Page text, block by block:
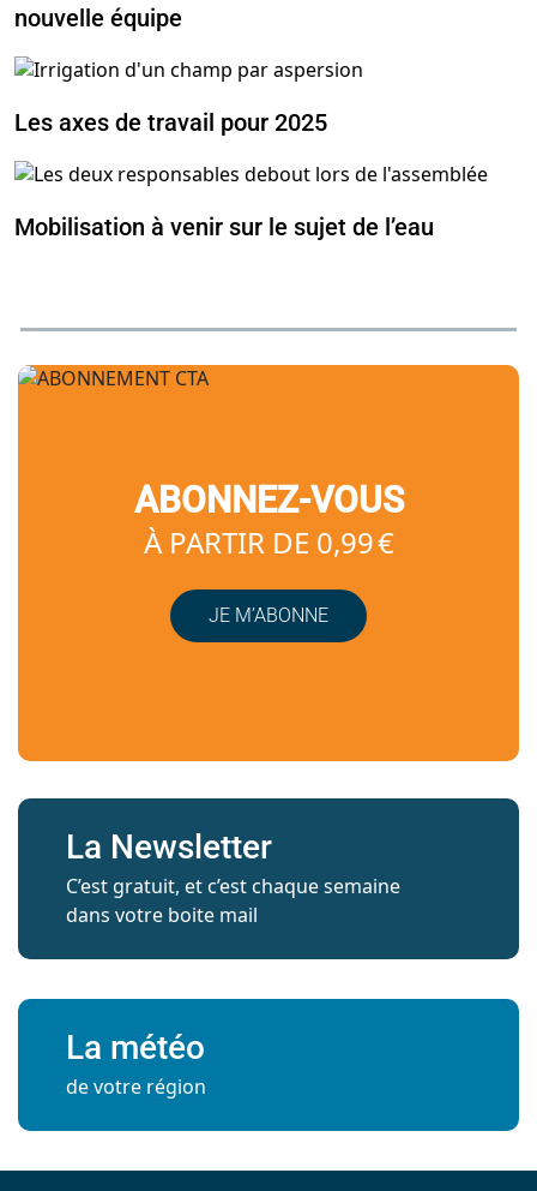
nouvelle équipe
Les axes de travail pour 2025
Mobilisation à venir sur le sujet de l’eau
ABONNEZ-VOUS
À PARTIR DE 0,99 €
JE M’ABONNE
La Newsletter
C’est gratuit, et c’est chaque semaine
dans votre boite mail
La météo
de votre région